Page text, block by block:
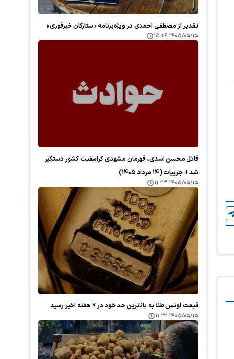
تقدیر از مصطفی احمدی در ویژه‌برنامه «ستارگان خبرفوری»
۱۴۰۵/۰۵/۱۵ ۱۵:۲۶
قاتل محسن اسدی، قهرمان مشهدی کراسفیت کشور دستگیر
شد + جزییات (۱۴ مرداد ۱۴۰۵)
۱۴۰۵/۰۵/۱۵ ۱۱:۲۳
قیمت اونس طلا به بالاترین حد خود در ۷ هفته اخیر رسید
۱۴۰۵/۰۵/۱۵ ۱۱:۲۲